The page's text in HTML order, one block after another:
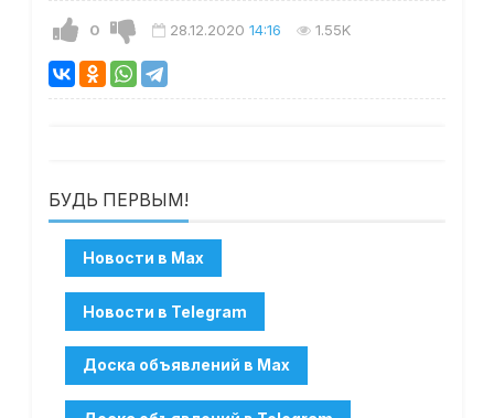
0 28.12.2020 14:16 1.55K
БУДЬ ПЕРВЫМ!